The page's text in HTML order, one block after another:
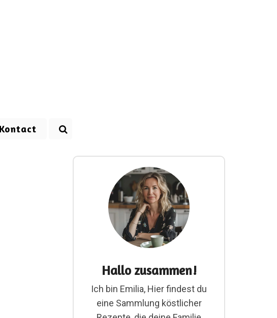
Kontact
Hallo zusammen!
Ich bin Emilia, Hier findest du
eine Sammlung köstlicher